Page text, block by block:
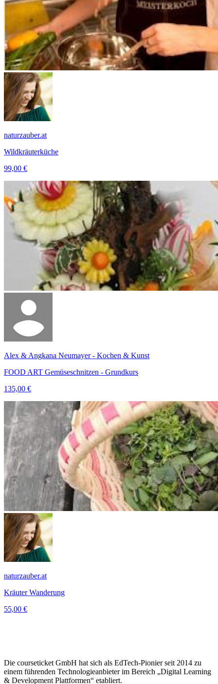
naturzauber.at
Wildkräuterküche
99,00 €
Alex & Angkana Neumayer - Kochen & Kunst
FOOD ART Gemüseschnitzen - Grundkurs
135,00 €
naturzauber.at
Kräuter Wanderung
55,00 €
Die courseticket GmbH hat sich als EdTech-Pionier seit 2014 zu
einem führenden Technologieanbieter im Bereich „Digital Learning
& Development Plattformen“ etabliert.